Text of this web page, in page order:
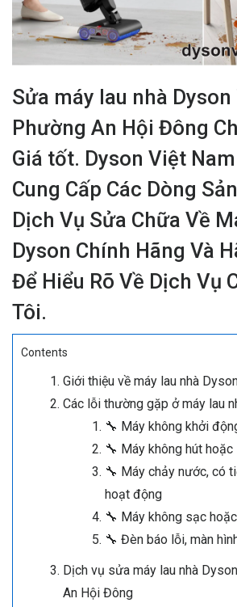
Sửa máy lau nhà Dyson
Phường An Hội Đông
Giá tốt. Dyson Việt
Cung Cấp Các Dòng
Dịch Vụ Sửa Chữa Về
Dyson Chính Hãng Và
Để Hiểu Rõ Về Dịch Vụ
Tôi.
Contents
Giới thiệu về máy lau nhà
Các lỗi thường gặp ở máy lau
🔧 Máy không khởi
🔧 Máy không hút
🔧 Máy chảy nước, có
hoạt động
🔧 Máy không sạc
🔧 Đèn báo lỗi, màn
Dịch vụ sửa máy lau nhà
An Hội Đông